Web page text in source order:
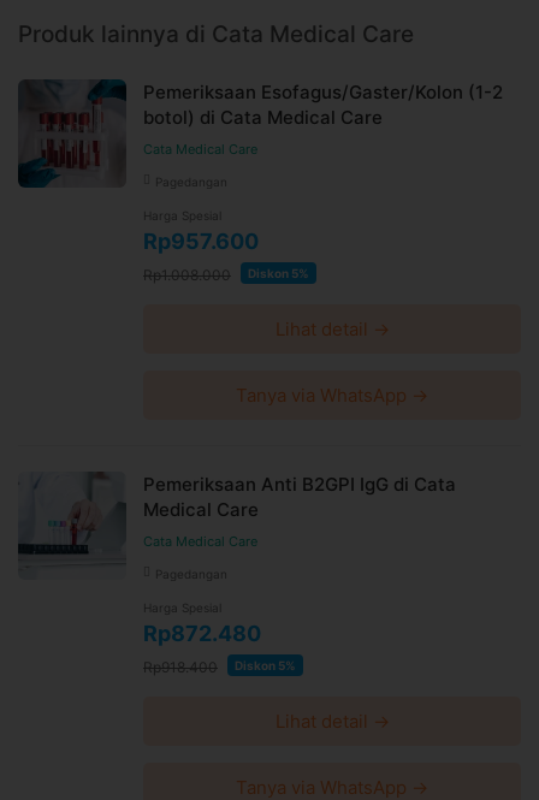
Produk lainnya di Cata Medical Care
Pemeriksaan Esofagus/Gaster/Kolon (1-2
botol) di Cata Medical Care
Cata Medical Care
Pagedangan
Harga Spesial
Rp957.600
Rp1.008.000 Diskon 5%
Lihat detail →
Tanya via WhatsApp →
Pemeriksaan Anti B2GPI IgG di Cata
Medical Care
Cata Medical Care
Pagedangan
Harga Spesial
Rp872.480
Rp918.400 Diskon 5%
Lihat detail →
Tanya via WhatsApp →